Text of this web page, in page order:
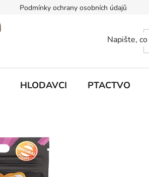
Podmínky ochrany osobních údajů
HLODAVCI PTACTVO